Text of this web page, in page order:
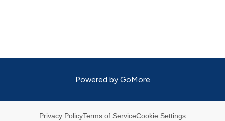
Powered by GoMore
Privacy PolicyTerms of ServiceCookie Settings